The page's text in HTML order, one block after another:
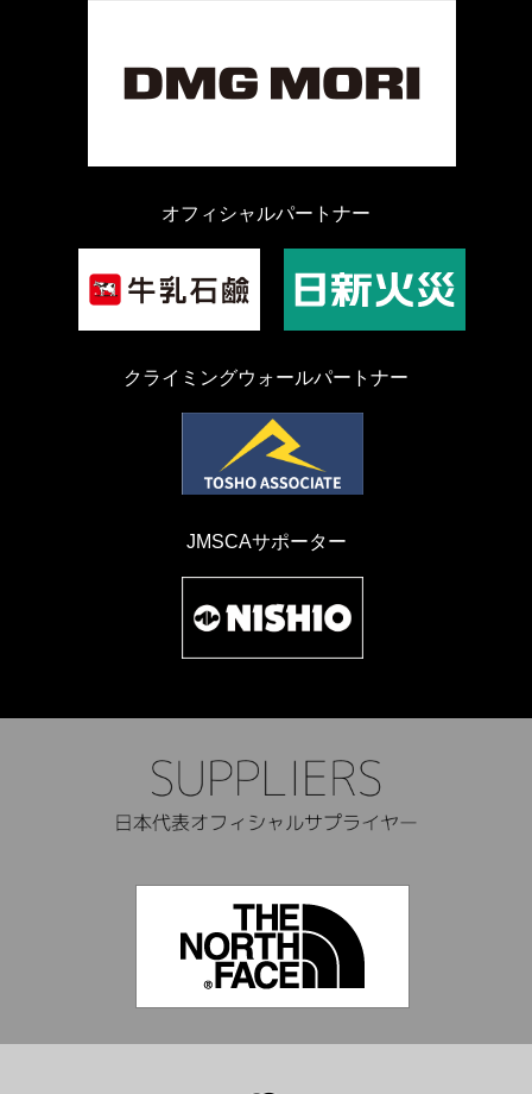
オフィシャルパートナー
クライミングウォールパートナー
JMSCAサポーター